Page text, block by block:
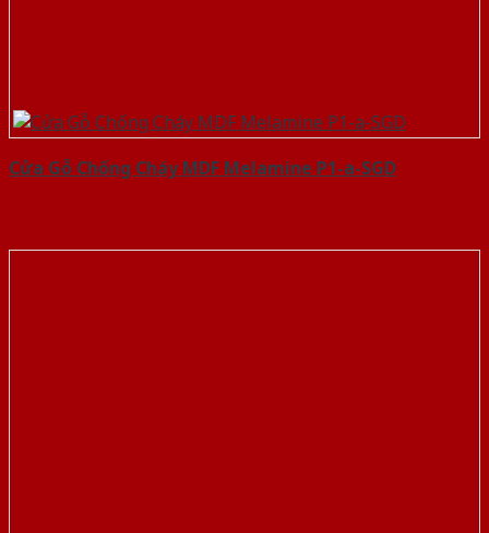
Cửa Gỗ Chống Cháy MDF Melamine P1-a-SGD